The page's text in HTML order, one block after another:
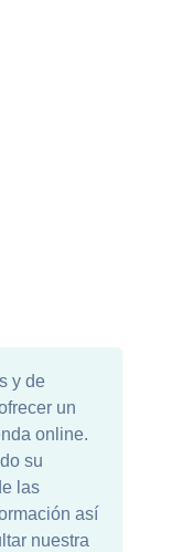
y de
un
online.
su
las
así
nuestra